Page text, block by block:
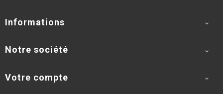
Informations 
Notre société 
Votre compte 